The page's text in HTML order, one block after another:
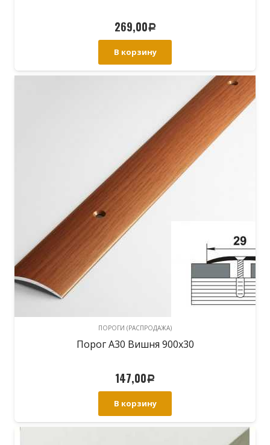
269,00Р
В корзину
ПОРОГИ (РАСПРОДАЖА)
Порог А30 Вишня 900х30
147,00Р
В корзину